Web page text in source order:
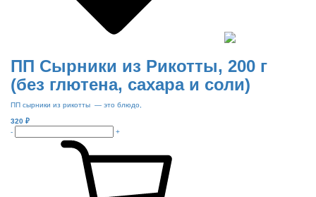
ПП Сырники из Рикотты, 200 г
(без глютена, сахара и соли)
ПП сырники из рикотты — это блюдо,
320 ₽
-
+